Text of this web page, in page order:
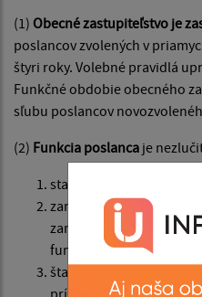
(1) Obecné zastupiteľstvo je
poslancov zvolených v
štyri roky. Volebné pravidlá
Funkčné obdobie obecného
sľubu poslancov
(2) Funkcia poslanca je
starostu,
zamestnanca obce, v
zamestnanec obce je
funkcie poslanca,
štatutárneho orgánu
príspevkovej